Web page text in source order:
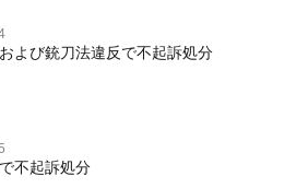
よび銃刀法違反で不起訴処分
不起訴処分